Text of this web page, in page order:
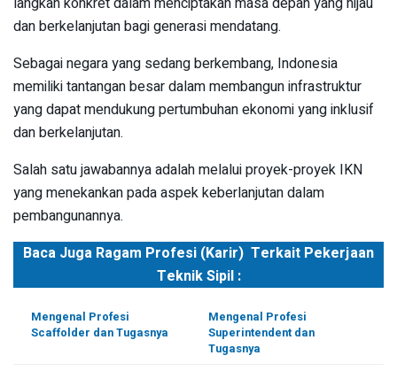
dan berkelanjutan bagi generasi mendatang.
Sebagai negara yang sedang berkembang, Indonesia
memiliki tantangan besar dalam membangun infrastruktur
yang dapat mendukung pertumbuhan ekonomi yang inklusif
dan berkelanjutan.
Salah satu jawabannya adalah melalui proyek-proyek IKN
yang menekankan pada aspek keberlanjutan dalam
pembangunannya.
Baca Juga Ragam Profesi (Karir) Terkait Pekerjaan
Teknik Sipil :
Mengenal Profesi
Scaffolder dan Tugasnya
Mengenal Profesi
Superintendent dan
Tugasnya